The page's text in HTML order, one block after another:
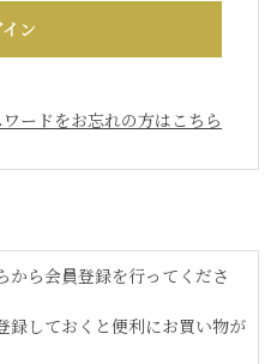
ードをお忘れの方はこちら
から会員登録を行ってくださ
録しておくと便利にお買い物が